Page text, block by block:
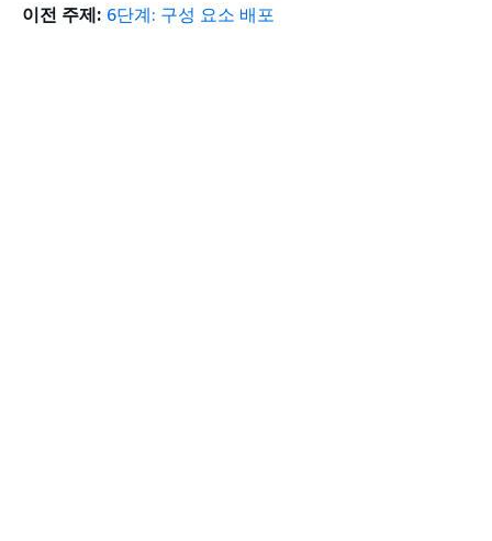
이전 주제: 6단계: 구성 요소 배포